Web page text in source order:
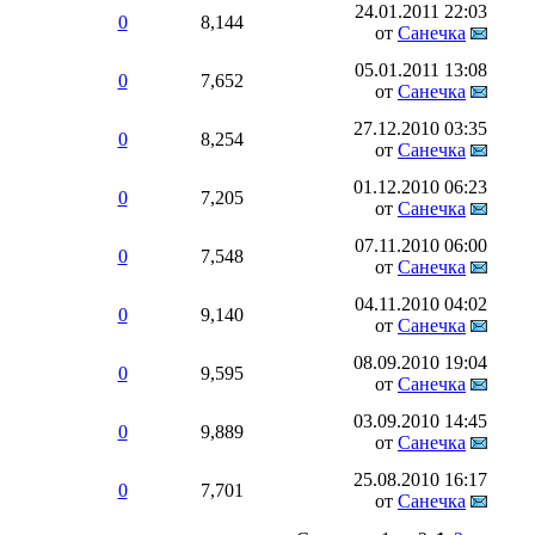
0 8,144
24.01.2011 22:03
от Санечка
0 7,652
05.01.2011 13:08
от Санечка
0 8,254
27.12.2010 03:35
от Санечка
0 7,205
01.12.2010 06:23
от Санечка
0 7,548
07.11.2010 06:00
от Санечка
0 9,140
04.11.2010 04:02
от Санечка
0 9,595
08.09.2010 19:04
от Санечка
0 9,889
03.09.2010 14:45
от Санечка
0 7,701
25.08.2010 16:17
от Санечка